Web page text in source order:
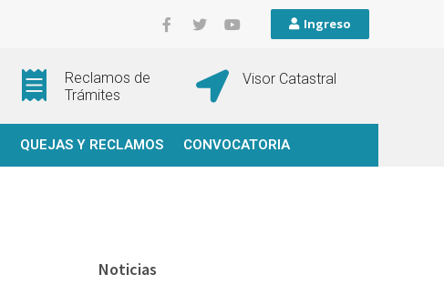
Ingreso
Reclamos de
Trámites
Visor Catastral
QUEJAS Y RECLAMOS CONVOCATORIA
Noticias